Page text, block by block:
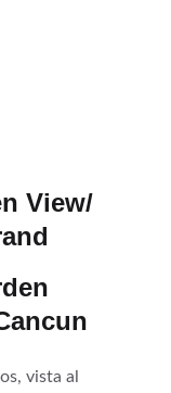
View/
vista al